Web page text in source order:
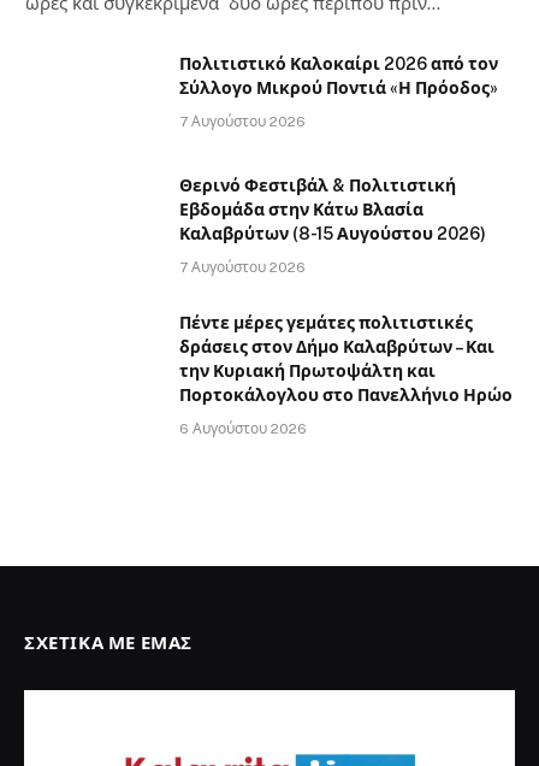
Πολιτιστικό Καλοκαίρι 2026 από τον
Σύλλογο Μικρού Ποντιά «Η Πρόοδος»
7 Αυγούστου 2026
Θερινό Φεστιβάλ & Πολιτιστική
Εβδομάδα στην Κάτω Βλασία
Καλαβρύτων (8-15 Αυγούστου 2026)
7 Αυγούστου 2026
Πέντε μέρες γεμάτες πολιτιστικές
δράσεις στον Δήμο Καλαβρύτων – Και
την Κυριακή Πρωτοψάλτη και
Πορτοκάλογλου στο Πανελλήνιο Ηρώο
6 Αυγούστου 2026
ΣΧΕΤΙΚΆ ΜΕ ΕΜΆΣ